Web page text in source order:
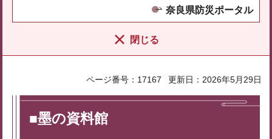
奈良県防災ポータル
閉じる
ページ番号：17167 更新日：2026年5月29日
■墨の資料館